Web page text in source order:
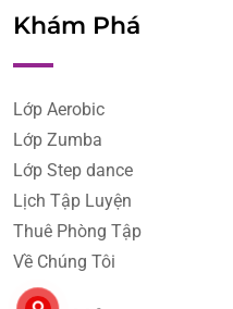
Khám Phá
Lớp Aerobic
Lớp Zumba
Lớp Step dance
Lịch Tập Luyện
Thuê Phòng Tập
Về Chúng Tôi